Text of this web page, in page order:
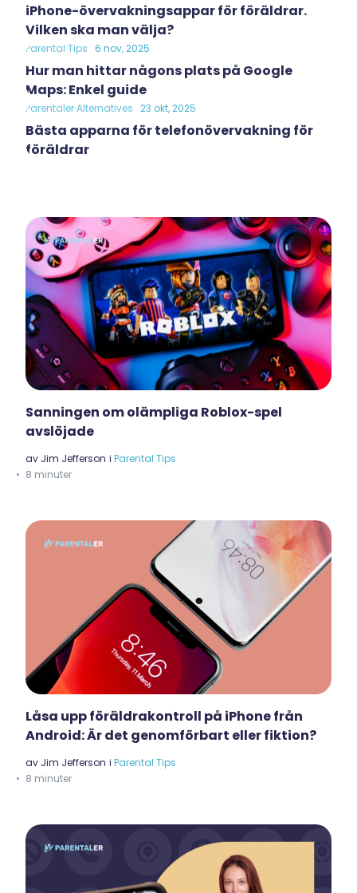
iPhone-övervakningsappar för föräldrar.
Vilken ska man välja?
Parental Tips 6 nov, 2025
Hur man hittar någons plats på Google
Maps: Enkel guide
Parentaler Alternatives 23 okt, 2025
Bästa apparna för telefonövervakning för
föräldrar
Sanningen om olämpliga Roblox-spel
avslöjade
av Jim Jefferson i Parental Tips
8 minuter
Låsa upp föräldrakontroll på iPhone från
Android: Är det genomförbart eller fiktion?
av Jim Jefferson i Parental Tips
8 minuter